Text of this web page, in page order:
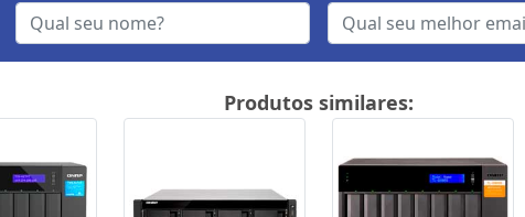
Produtos similares: